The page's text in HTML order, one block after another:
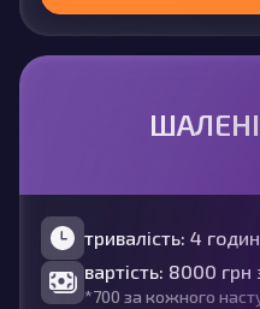
тривалість: 4
вартість: 8000 грн
*700 за кожного